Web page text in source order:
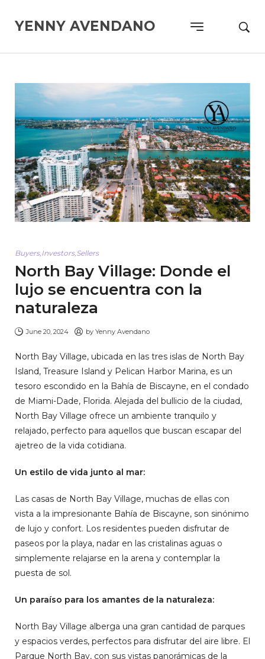
YENNY AVENDANO
Buyers,Investors,Sellers
North Bay Village: Donde el
lujo se encuentra con la
naturaleza
June 20, 2024 by Yenny Avendano
North Bay Village, ubicada en las tres islas de North Bay
Island, Treasure Island y Pelican Harbor Marina, es un
tesoro escondido en la Bahía de Biscayne, en el condado
de Miami-Dade, Florida. Alejada del bullicio de la ciudad,
North Bay Village ofrece un ambiente tranquilo y
relajado, perfecto para aquellos que buscan escapar del
ajetreo de la vida cotidiana.
Un estilo de vida junto al mar:
Las casas de North Bay Village, muchas de ellas con
vista a la impresionante Bahía de Biscayne, son sinónimo
de lujo y confort. Los residentes pueden disfrutar de
paseos por la playa, nadar en las cristalinas aguas o
simplemente relajarse en la arena y contemplar la
puesta de sol.
Un paraíso para los amantes de la naturaleza:
North Bay Village alberga una gran cantidad de parques
y espacios verdes, perfectos para disfrutar del aire libre. El
Parque North Bay, con sus vistas panorámicas de la